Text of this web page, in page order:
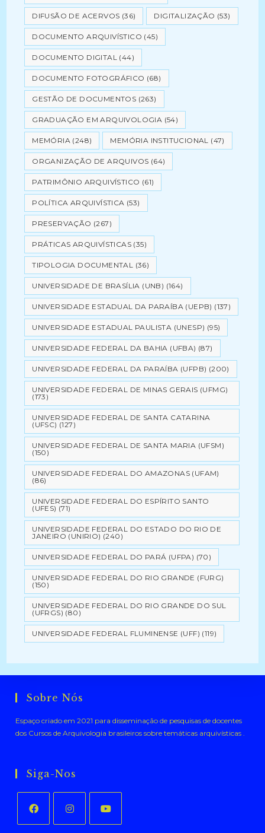
DIFUSÃO DE ACERVOS (36) DIGITALIZAÇÃO (53)
DOCUMENTO ARQUIVÍSTICO (45)
DOCUMENTO DIGITAL (44)
DOCUMENTO FOTOGRÁFICO (68)
GESTÃO DE DOCUMENTOS (263)
GRADUAÇÃO EM ARQUIVOLOGIA (54)
MEMÓRIA (248) MEMÓRIA INSTITUCIONAL (47)
ORGANIZAÇÃO DE ARQUIVOS (64)
PATRIMÔNIO ARQUIVÍSTICO (61)
POLÍTICA ARQUIVÍSTICA (53)
PRESERVAÇÃO (267)
PRÁTICAS ARQUIVÍSTICAS (35)
TIPOLOGIA DOCUMENTAL (36)
UNIVERSIDADE DE BRASÍLIA (UNB) (164)
UNIVERSIDADE ESTADUAL DA PARAÍBA (UEPB) (137)
UNIVERSIDADE ESTADUAL PAULISTA (UNESP) (95)
UNIVERSIDADE FEDERAL DA BAHIA (UFBA) (87)
UNIVERSIDADE FEDERAL DA PARAÍBA (UFPB) (200)
UNIVERSIDADE FEDERAL DE MINAS GERAIS (UFMG)
(173)
UNIVERSIDADE FEDERAL DE SANTA CATARINA
(UFSC) (127)
UNIVERSIDADE FEDERAL DE SANTA MARIA (UFSM)
(150)
UNIVERSIDADE FEDERAL DO AMAZONAS (UFAM)
(86)
UNIVERSIDADE FEDERAL DO ESPÍRITO SANTO
(UFES) (71)
UNIVERSIDADE FEDERAL DO ESTADO DO RIO DE
JANEIRO (UNIRIO) (240)
UNIVERSIDADE FEDERAL DO PARÁ (UFPA) (70)
UNIVERSIDADE FEDERAL DO RIO GRANDE (FURG)
(150)
UNIVERSIDADE FEDERAL DO RIO GRANDE DO SUL
(UFRGS) (80)
UNIVERSIDADE FEDERAL FLUMINENSE (UFF) (119)
Sobre Nós
Espaço criado em 2021 para disseminação de pesquisas de docentes
dos Cursos de Arquivologia brasileiros sobre temáticas arquivísticas .
Siga-Nos